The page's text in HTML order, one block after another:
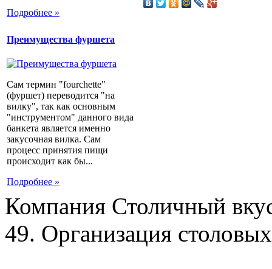
Подробнее »
Преимущества фуршета
Сам термин "fourchette"
(фуршет) переводится "на
вилку", так как основным
"инструментом" данного вида
банкета является именно
закусочная вилка. Сам
процесс принятия пищи
происходит как бы...
Подробнее »
Компания Столичный
49. Организация